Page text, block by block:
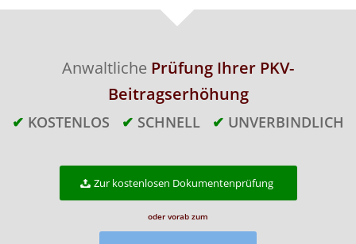
Anwaltliche Prüfung Ihrer PKV-
Beitragserhöhung
✔ KOSTENLOS ✔ SCHNELL ✔ UNVERBINDLICH
Zur kostenlosen Dokumentenprüfung
oder vorab zum